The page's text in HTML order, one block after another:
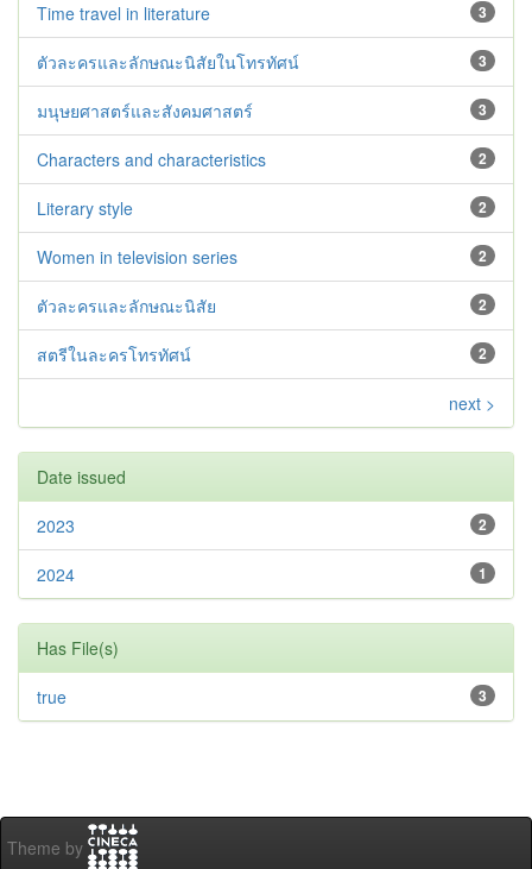
3
Time travel in literature
3
ตัวละครและลักษณะนิสัยในโทรทัศน์
3
มนุษยศาสตร์และสังคมศาสตร์
2
Characters and characteristics
2
Literary style
2
Women in television series
2
ตัวละครและลักษณะนิสัย
2
สตรีในละครโทรทัศน์
next >
Date issued
2
2023
1
2024
Has File(s)
3
true
Theme by